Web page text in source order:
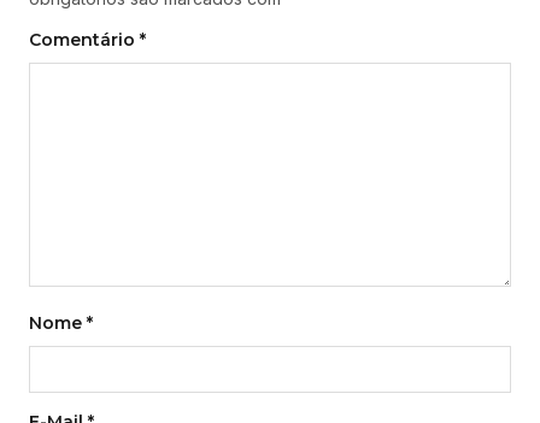
Comentário *
Nome *